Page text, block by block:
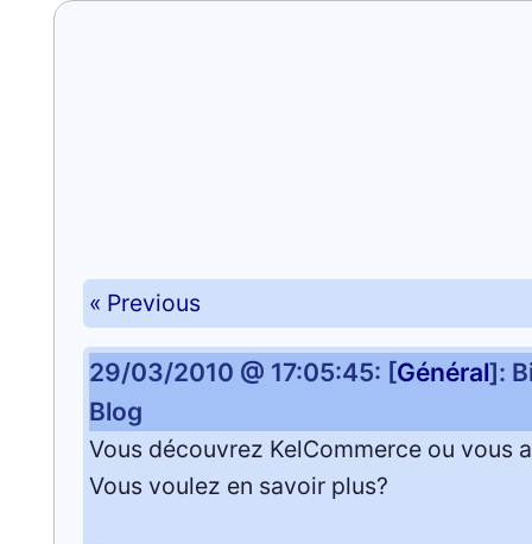
« Previous
29/03/2010 @ 17:05:45: [Général]:
Blog
Vous découvrez KelCommerce ou vous
Vous voulez en savoir plus?